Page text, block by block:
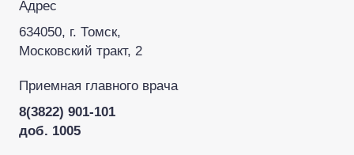
Адрес
634050, г. Томск,
Московский тракт, 2
Приемная главного врача
8(3822) 901-101
доб. 1005